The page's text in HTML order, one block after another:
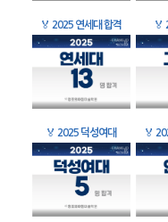
🏅 2025 연세대 합격 🏅
🏅 2025 덕성여대 🏅